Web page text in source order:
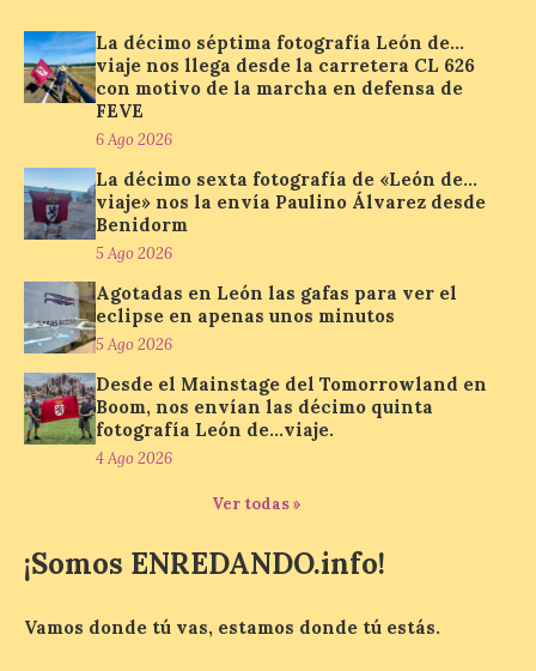
calendario de actividades
de animación dirigidas a
todos los públicos. La
Bañeza inauguró en la tarde de este
martes 4 de agosto una nueva edición de
su tradicional Mercado Medieval, que
Un viaje a la Antigüedad:
el Museo del Prado
propone un recorrido por
obras de su Colección de
inspiración clásica
6 Ago 2026
Al hilo del estreno de La
Nolan. La pieza de vídeo
obras relacionadas con la
Antigüedad clásica, la mitología y los
La décimo séptima fotografía León de…
viaje nos llega desde la carretera CL 626
con motivo de la marcha en defensa de
FEVE
6 Ago 2026
La décimo sexta fotografía de «León de…
viaje» nos la envía Paulino Álvarez desde
Benidorm
5 Ago 2026
Agotadas en León las gafas para ver el
eclipse en apenas unos minutos
5 Ago 2026
Desde el Mainstage del Tomorrowland en
Boom, nos envían las décimo quinta
fotografía León de…viaje.
4 Ago 2026
Ver todas »
¡Somos ENREDANDO.info!
Vamos donde tú vas, estamos donde tú estás.